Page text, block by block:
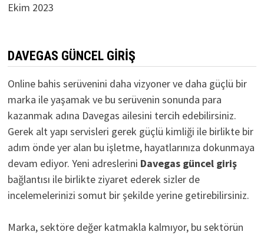
Ekim 2023
DAVEGAS GÜNCEL GIRIŞ
Online bahis serüvenini daha vizyoner ve daha güçlü bir
marka ile yaşamak ve bu serüvenin sonunda para
kazanmak adına Davegas ailesini tercih edebilirsiniz.
Gerek alt yapı servisleri gerek güçlü kimliği ile birlikte bir
adım önde yer alan bu işletme, hayatlarınıza dokunmaya
devam ediyor. Yeni adreslerini Davegas güncel giriş
bağlantısı ile birlikte ziyaret ederek sizler de
incelemelerinizi somut bir şekilde yerine getirebilirsiniz.
Marka, sektöre değer katmakla kalmıyor, bu sektörün